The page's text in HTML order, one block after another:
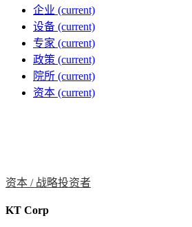
企业 (current)
设备 (current)
专家 (current)
政策 (current)
院所 (current)
资本 (current)
资本 / 战略投资者
KT Corp